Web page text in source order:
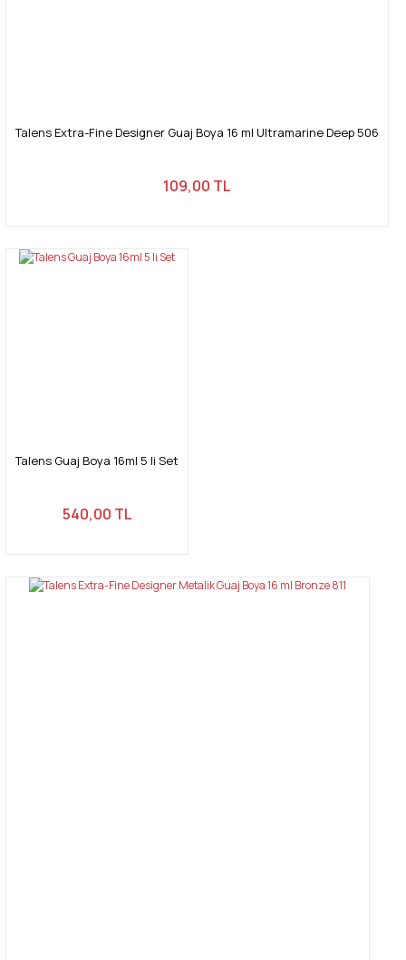
Talens Extra-Fine Designer Guaj Boya 16 ml Ultramarine Deep 506
109,00 TL
Talens Guaj Boya 16ml 5 li Set
540,00 TL